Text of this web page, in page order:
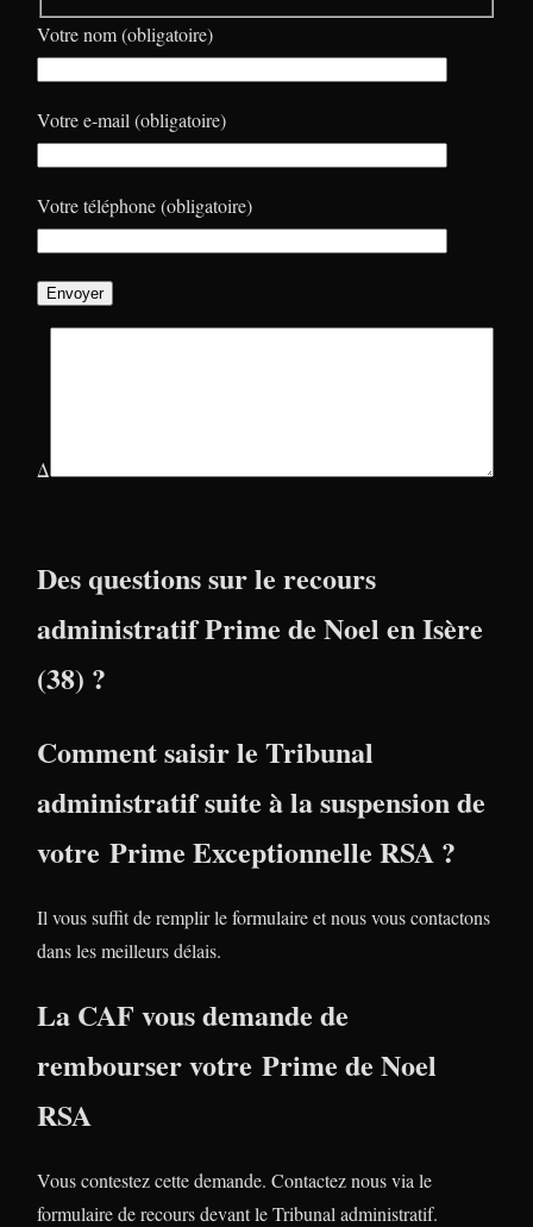
Votre nom (obligatoire)
Votre e-mail (obligatoire)
Votre téléphone (obligatoire)
Δ
Des questions sur le recours
administratif Prime de Noel en Isère
(38) ?
Comment saisir le Tribunal
administratif suite à la suspension de
votre Prime Exceptionnelle RSA ?
Il vous suffit de remplir le formulaire et nous vous contactons
dans les meilleurs délais.
La CAF vous demande de
rembourser votre Prime de Noel
RSA
Vous contestez cette demande. Contactez nous via le
formulaire de recours devant le Tribunal administratif.